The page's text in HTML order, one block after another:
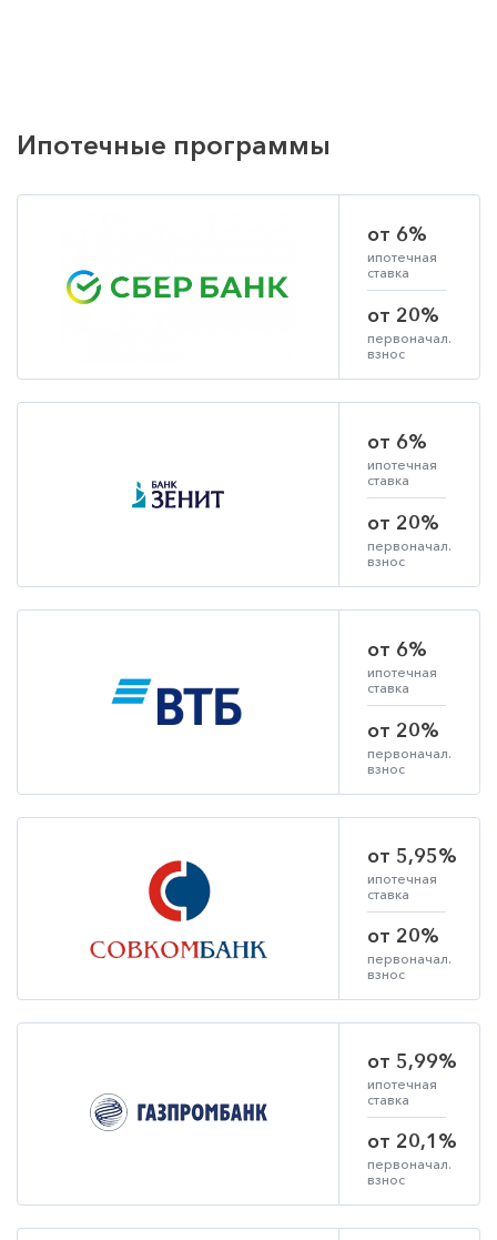
Ипотечные программы
от 6%
ипотечная
ставка
от 20%
первоначал.
взнос
от 6%
ипотечная
ставка
от 20%
первоначал.
взнос
от 6%
ипотечная
ставка
от 20%
первоначал.
взнос
от 5,95%
ипотечная
ставка
от 20%
первоначал.
взнос
от 5,99%
ипотечная
ставка
от 20,1%
первоначал.
взнос